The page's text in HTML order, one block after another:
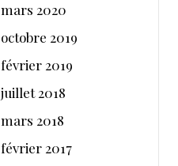
mars 2020
octobre 2019
février 2019
juillet 2018
mars 2018
février 2017